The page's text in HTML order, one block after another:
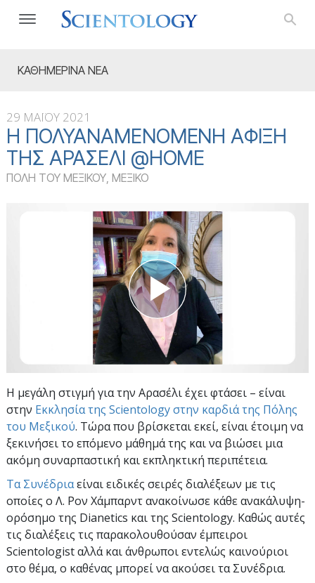
ΚΑΘΗΜΕΡΙΝΑ ΝΕΑ
29 ΜΑΪΟΥ 2021
Η ΠΟΛΥΑΝΑΜΕΝΌΜΕΝΗ ΆΦΙΞΗ
ΤΗΣ ΑΡΑΣΈΛΙ @HOME
ΠΟΛΗ ΤΟΥ ΜΕΞΙΚΟΥ, ΜΕΞΙΚΟ
Η μεγάλη στιγμή για την Αρασέλι έχει φτάσει – είναι
στην Εκκλησία της Scientology στην καρδιά της Πόλης
του Μεξικού. Τώρα που βρίσκεται εκεί, είναι έτοιμη να
ξεκινήσει το επόμενο μάθημά της και να βιώσει μια
ακόμη συναρπαστική και εκπληκτική περιπέτεια.
Τα Συνέδριαείναι ειδικές σειρές διαλέξεων με τις
οποίες ο Λ. Ρον Χάμπαρντ ανακοίνωσε κάθε ανακάλυψη-
ορόσημο της Dianetics και της Scientology. Καθώς αυτές
τις διαλέξεις τις παρακολουθούσαν έμπειροι
Scientologist αλλά και άνθρωποι εντελώς καινούριοι
στο θέμα, ο καθένας μπορεί να ακούσει τα Συνέδρια.